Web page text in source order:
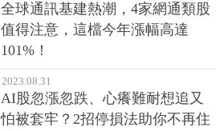
全球通訊基建熱潮，4家網通類股
值得注意，這檔今年漲幅高達
101%！
2023.08.31
AI股忽漲忽跌、心癢難耐想追又
怕被套牢？2招停損法助你不再住